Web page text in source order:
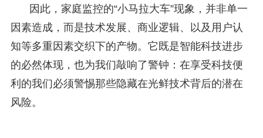
因此，家庭监控的“小马拉大车”现象，并非单一
因素造成，而是技术发展、商业逻辑、以及用户认
知等多重因素交织下的产物。它既是智能科技进步
的必然体现，也为我们敲响了警钟：在享受科技便
利的我们必须警惕那些隐藏在光鲜技术背后的潜在
风险。